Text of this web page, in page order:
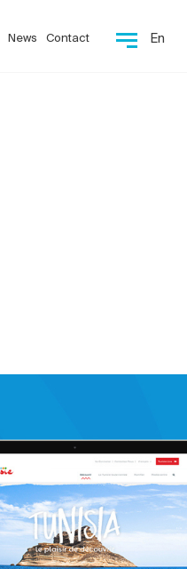
News Contact En